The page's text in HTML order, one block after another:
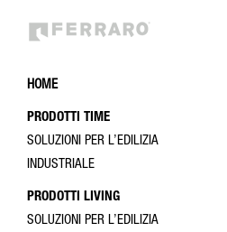
HOME
PRODOTTI TIME
SOLUZIONI PER L’EDILIZIA
INDUSTRIALE
PRODOTTI LIVING
SOLUZIONI PER L’EDILIZIA